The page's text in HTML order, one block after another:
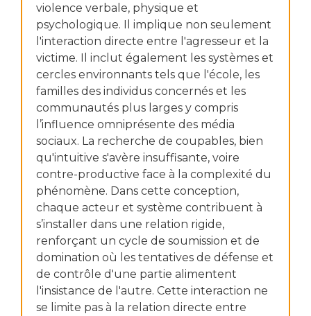
violence verbale, physique et
psychologique. Il implique non seulement
l'interaction directe entre l'agresseur et la
victime. Il inclut également les systèmes et
cercles environnants tels que l'école, les
familles des individus concernés et les
communautés plus larges y compris
l’influence omniprésente des média
sociaux. La recherche de coupables, bien
qu'intuitive s'avère insuffisante, voire
contre-productive face à la complexité du
phénomène. Dans cette conception,
chaque acteur et système contribuent à
s’installer dans une relation rigide,
renforçant un cycle de soumission et de
domination où les tentatives de défense et
de contrôle d'une partie alimentent
l'insistance de l'autre. Cette interaction ne
se limite pas à la relation directe entre